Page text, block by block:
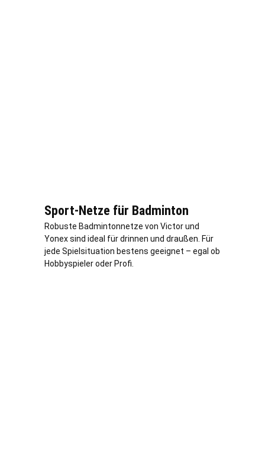
Sport-Netze für Badminton
Robuste Badmintonnetze von Victor und
Yonex sind ideal für drinnen und draußen. Für
jede Spielsituation bestens geeignet – egal ob
Hobbyspieler oder Profi.